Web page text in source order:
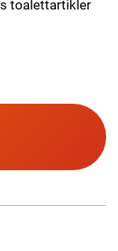
toalettartikler